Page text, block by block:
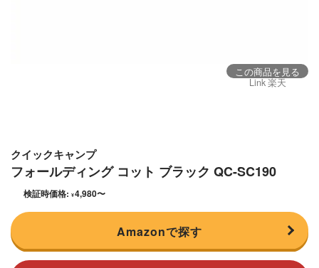
この商品を見る
Link 楽天
クイックキャンプ
フォールディング コット ブラック QC-SC190
検証時価格: ¥4,980〜
Amazonで探す